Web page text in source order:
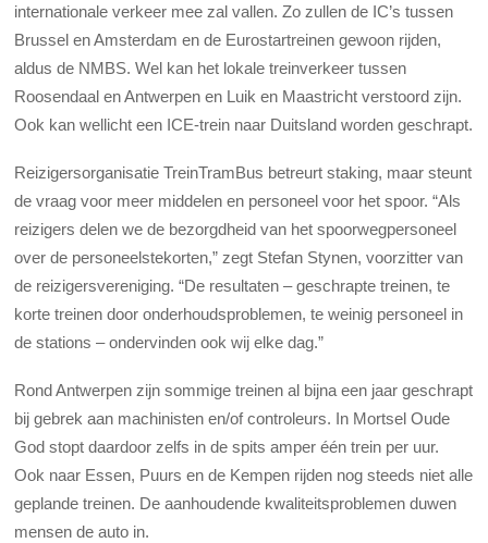
internationale verkeer mee zal vallen. Zo zullen de IC’s tussen
Brussel en Amsterdam en de Eurostartreinen gewoon rijden,
aldus de NMBS. Wel kan het lokale treinverkeer tussen
Roosendaal en Antwerpen en Luik en Maastricht verstoord zijn.
Ook kan wellicht een ICE-trein naar Duitsland worden geschrapt.
Reizigersorganisatie TreinTramBus betreurt staking, maar steunt
de vraag voor meer middelen en personeel voor het spoor. “Als
reizigers delen we de bezorgdheid van het spoorwegpersoneel
over de personeelstekorten,” zegt Stefan Stynen, voorzitter van
de reizigersvereniging. “De resultaten – geschrapte treinen, te
korte treinen door onderhoudsproblemen, te weinig personeel in
de stations – ondervinden ook wij elke dag.”
Rond Antwerpen zijn sommige treinen al bijna een jaar geschrapt
bij gebrek aan machinisten en/of controleurs. In Mortsel Oude
God stopt daardoor zelfs in de spits amper één trein per uur.
Ook naar Essen, Puurs en de Kempen rijden nog steeds niet alle
geplande treinen. De aanhoudende kwaliteitsproblemen duwen
mensen de auto in.